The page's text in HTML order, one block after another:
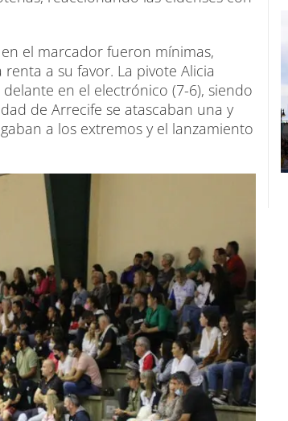
el marcador fueron mínimas,
a su favor. La pivote Alicia
en el electrónico (7-6), siendo
de Arrecife se atascaban una y
a los extremos y el lanzamiento